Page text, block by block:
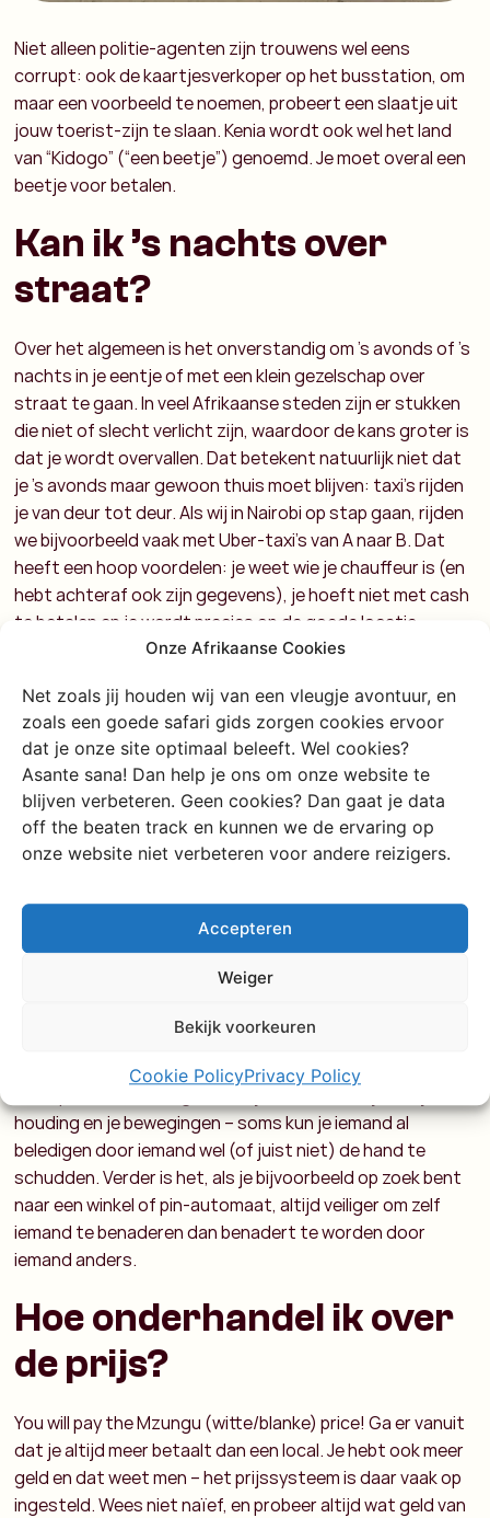
Onze Afrikaanse Cookies
Net zoals jij houden wij van een vleugje avontuur, en
zoals een goede safari gids zorgen cookies ervoor
dat je onze site optimaal beleeft. Wel cookies?
Asante sana! Dan help je ons om onze website te
blijven verbeteren. Geen cookies? Dan gaat je data
off the beaten track en kunnen we de ervaring op
onze website niet verbeteren voor andere reizigers.
Accepteren
Weiger
Bekijk voorkeuren
Cookie PolicyPrivacy Policy
Niet alleen politie-agenten zijn trouwens wel eens
corrupt: ook de kaartjesverkoper op het busstation, om
maar een voorbeeld te noemen, probeert een slaatje uit
jouw toerist-zijn te slaan. Kenia wordt ook wel het land
van “Kidogo” (“een beetje”) genoemd. Je moet overal een
beetje voor betalen.
Kan ik ’s nachts over
straat?
Over het algemeen is het onverstandig om ’s avonds of ’s
nachts in je eentje of met een klein gezelschap over
straat te gaan. In veel Afrikaanse steden zijn er stukken
die niet of slecht verlicht zijn, waardoor de kans groter is
dat je wordt overvallen. Dat betekent natuurlijk niet dat
je ’s avonds maar gewoon thuis moet blijven: taxi’s rijden
je van deur tot deur. Als wij in Nairobi op stap gaan, rijden
we bijvoorbeeld vaak met Uber-taxi’s van A naar B. Dat
heeft een hoop voordelen: je weet wie je chauffeur is (en
hebt achteraf ook zijn gegevens), je hoeft niet met cash
te betalen en je wordt precies op de goede locatie
afgezet zonder dat je financieel wordt afgezet. Ook tuk-
uitkomst!
Hoe benader ik mensen?
Je bent op familietrip om in contact te komen met andere
mensen, met een andere cultuur. Over het algemeen
leuk om met jou te praten, maar er zitten altijd
opportunisten tussen de mensen die je spreekt. Per
regio kunnen we wat aparte tips geven over de omgang
met mensen, maar er zijn ook wat algemeenheden te
wachten op een praatje, en wie een praat je wil maken uit
interesse en wie een praatje wil maken om iets te
houding en je bewegingen – soms kun je iemand al
beledigen door iemand wel (of juist niet) de hand te
schudden. Verder is het, als je bijvoorbeeld op zoek bent
naar een winkel of pin-automaat, altijd veiliger om zelf
iemand te benaderen dan benadert te worden door
iemand anders.
Hoe onderhandel ik over
de prijs?
You will pay the Mzungu (witte/blanke) price! Ga er vanuit
dat je altijd meer betaalt dan een local. Je hebt ook meer
geld en dat weet men – het prijssysteem is daar vaak op
ingesteld. Wees niet naïef, en probeer altijd wat geld van